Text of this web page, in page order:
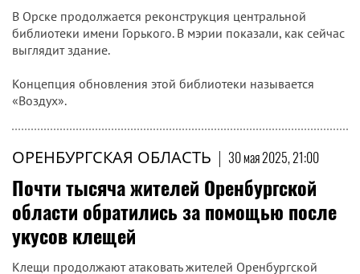
В Орске продолжается реконструкция центральной
библиотеки имени Горького. В мэрии показали, как сейчас
выглядит здание.
Концепция обновления этой библиотеки называется
«Воздух».
ОРЕНБУРГСКАЯ ОБЛАСТЬ | 30 мая 2025, 21:00
Почти тысяча жителей Оренбургской
области обратились за помощью после
укусов клещей
Клещи продолжают атаковать жителей Оренбургской